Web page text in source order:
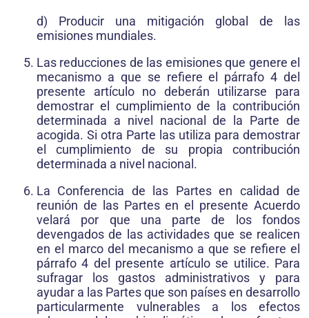
d) Producir una mitigación global de las
emisiones mundiales.
Las reducciones de las emisiones que genere el
mecanismo a que se refiere el párrafo 4 del
presente artículo no deberán utilizarse para
demostrar el cumplimiento de la contribución
determinada a nivel nacional de la Parte de
acogida. Si otra Parte las utiliza para demostrar
el cumplimiento de su propia contribución
determinada a nivel nacional.
La Conferencia de las Partes en calidad de
reunión de las Partes en el presente Acuerdo
velará por que una parte de los fondos
devengados de las actividades que se realicen
en el marco del mecanismo a que se refiere el
párrafo 4 del presente artículo se utilice. Para
sufragar los gastos administrativos y para
ayudar a las Partes que son países en desarrollo
particularmente vulnerables a los efectos